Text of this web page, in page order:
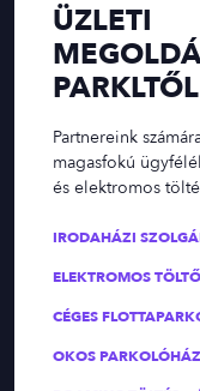
ÜZLETI
PARKLTŐL
Partnereink
magasfokú
és elektromos
IRODAHÁZI
ELEKTROMOS
CÉGES
OKOS